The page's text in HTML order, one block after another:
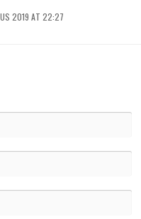
2019 AT 22:27